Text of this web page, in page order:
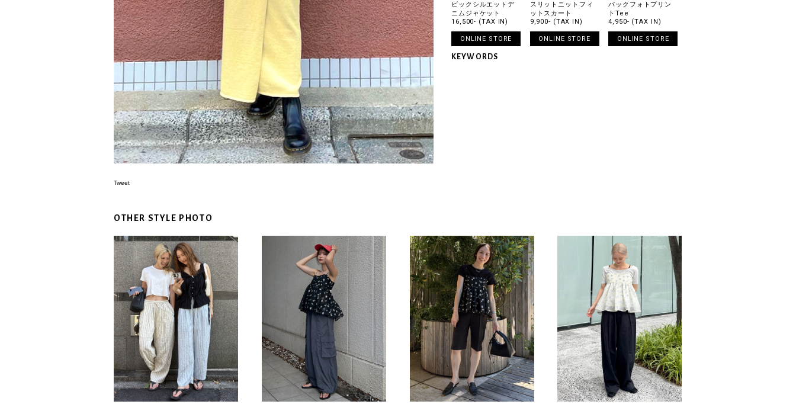
Tweet
ビックシルエットデ
ニムジャケット
16,500- (TAX IN)
ONLINE STORE
スリットニットフィ
ットスカート
9,900- (TAX IN)
ONLINE STORE
バックフォトプリン
トTee
4,950- (TAX IN)
ONLINE STORE
KEYWORDS
OTHER STYLE PHOTO